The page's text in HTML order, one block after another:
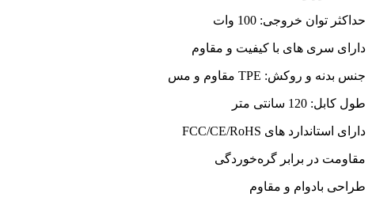
حداکثر توان خروجی: 100 وات
دارای سری های با کیفیت و مقاوم
جنس بدنه و روکش: TPE مقاوم و مس
طول کابل: 120 سانتی متر
دارای استاندارد های FCC/CE/RoHS
مقاومت در برابر گره‌خوردگی
طراحی بادوام و مقاوم